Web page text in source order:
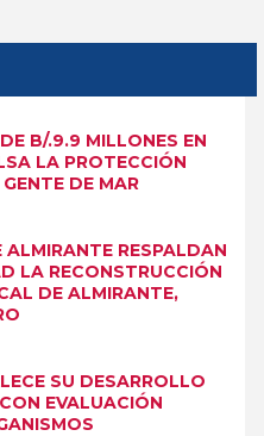
B/.9.9 MILLONES EN
LA PROTECCIÓN
DE MAR
ALMIRANTE RESPALDAN
LA RECONSTRUCCIÓN
DE ALMIRANTE,
SU DESARROLLO
EVALUACIÓN